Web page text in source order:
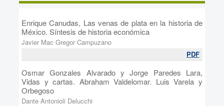
Enrique Canudas, Las venas de plata en la historia de
México. Síntesis de historia económica
Javier Mac Gregor Campuzano
PDF
Osmar Gonzales Alvarado y Jorge Paredes Lara,
Vidas y cartas. Abraham Valdelomar. Luis Varela y
Orbegoso
Dante Antonioli Delucchi